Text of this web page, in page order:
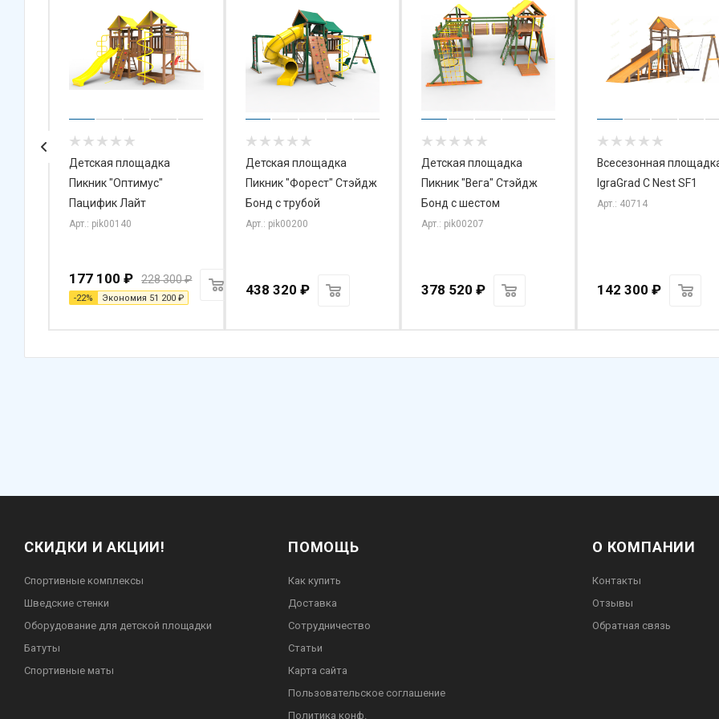
Детская площадка
Пикник "Оптимус"
Пацифик Лайт
Арт.: pik00140
177 100 ₽ 228 300₽
-22% Экономия 51 200 ₽
Детская площадка
Пикник "Форест" Стэйдж
Бонд с трубой
Арт.: pik00200
438 320 ₽
Детская площадка
Пикник "Вега" Стэйдж
Бонд с шестом
Арт.: pik00207
378 520 ₽
Всесезонная
IgraGrad С Nest SF1
Арт.: 40714
142 300 ₽
СКИДКИ И АКЦИИ!
Спортивные комплексы
Шведские стенки
Оборудование для детской площадки
Батуты
Спортивные маты
ПОМОЩЬ
Как купить
Доставка
Сотрудничество
Статьи
Карта сайта
Пользовательское соглашение
Политика конф.
О КОМПАНИИ
Контакты
Отзывы
Обратная связь